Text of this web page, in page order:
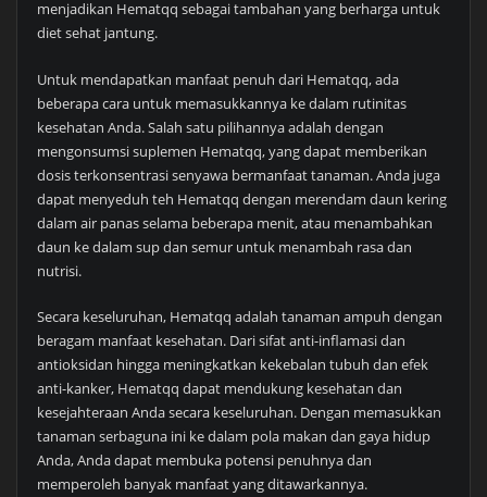
menjadikan Hematqq sebagai tambahan yang berharga untuk
diet sehat jantung.
Untuk mendapatkan manfaat penuh dari Hematqq, ada
beberapa cara untuk memasukkannya ke dalam rutinitas
kesehatan Anda. Salah satu pilihannya adalah dengan
mengonsumsi suplemen Hematqq, yang dapat memberikan
dosis terkonsentrasi senyawa bermanfaat tanaman. Anda juga
dapat menyeduh teh Hematqq dengan merendam daun kering
dalam air panas selama beberapa menit, atau menambahkan
daun ke dalam sup dan semur untuk menambah rasa dan
nutrisi.
Secara keseluruhan, Hematqq adalah tanaman ampuh dengan
beragam manfaat kesehatan. Dari sifat anti-inflamasi dan
antioksidan hingga meningkatkan kekebalan tubuh dan efek
anti-kanker, Hematqq dapat mendukung kesehatan dan
kesejahteraan Anda secara keseluruhan. Dengan memasukkan
tanaman serbaguna ini ke dalam pola makan dan gaya hidup
Anda, Anda dapat membuka potensi penuhnya dan
memperoleh banyak manfaat yang ditawarkannya.